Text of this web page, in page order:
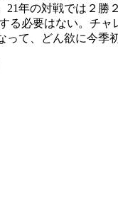
21年の対戦では２勝
る必要はない。チャ
って、どん欲に今季